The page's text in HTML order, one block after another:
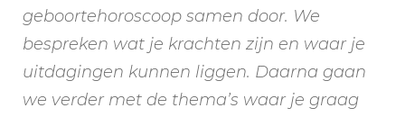
geboortehoroscoop samen door. We
bespreken wat je krachten zijn en waar je
uitdagingen kunnen liggen. Daarna gaan
we verder met de thema’s waar je graag